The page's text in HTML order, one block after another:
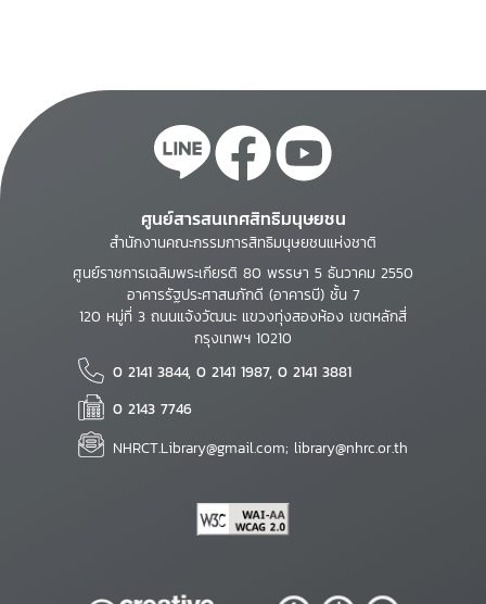
ศูนย์สารสนเทศสิทธิมนุษยชน
สำนักงานคณะกรรมการสิทธิมนุษยชนแห่งชาติ
ศูนย์ราชการเฉลิมพระเกียรติ 80 พรรษา 5 ธันวาคม 2550
อาคารรัฐประศาสนภักดี (อาคารบี) ชั้น 7
120 หมู่ที่ 3 ถนนแจ้งวัฒนะ แขวงทุ่งสองห้อง เขตหลักสี่
กรุงเทพฯ 10210
0 2141 3844, 0 2141 1987, 0 2141 3881
0 2143 7746
NHRCT.Library@gmail.com; library@nhrc.or.th